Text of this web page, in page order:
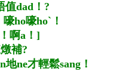
值dad！?
ho嚎hoˋ！
啊a！]
補?
ne才輕鬆sang！